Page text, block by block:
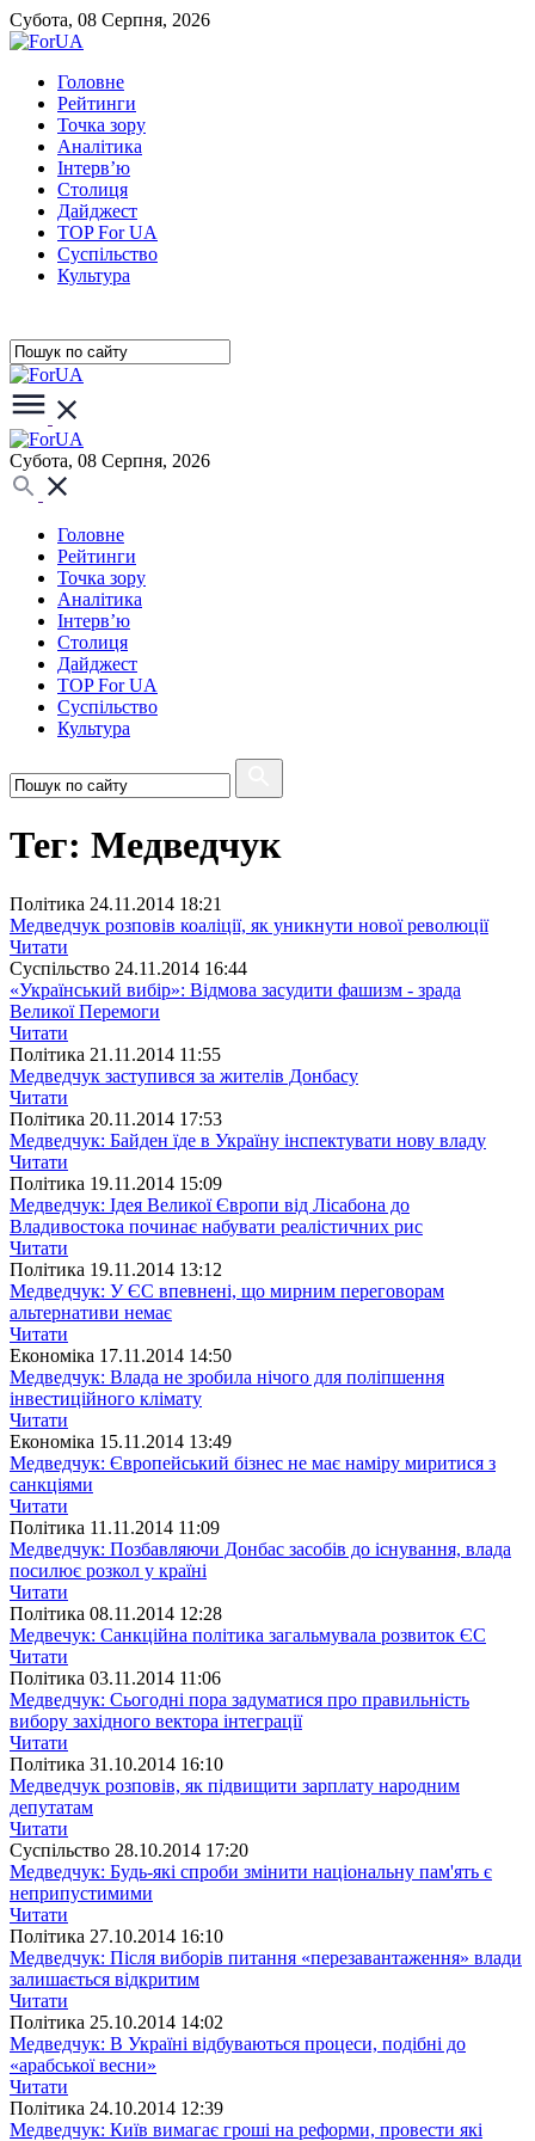
Субота, 08 Серпня, 2026
Головне
Рейтинги
Точка зору
Аналітика
Інтерв’ю
Столиця
Дайджест
TOP For UA
Суспiльство
Культура
Субота, 08 Серпня, 2026
Головне
Рейтинги
Точка зору
Аналітика
Інтерв’ю
Столиця
Дайджест
TOP For UA
Суспiльство
Культура
Тег: Медведчук
Полiтика 24.11.2014 18:21
Медведчук розповів коаліції, як уникнути нової революції
Читати
Суспiльство 24.11.2014 16:44
«Український вибір»: Відмова засудити фашизм - зрада
Великої Перемоги
Читати
Полiтика 21.11.2014 11:55
Медведчук заступився за жителів Донбасу
Читати
Полiтика 20.11.2014 17:53
Медведчук: Байден їде в Україну інспектувати нову владу
Читати
Полiтика 19.11.2014 15:09
Медведчук: Ідея Великої Європи від Лісабона до
Владивостока починає набувати реалістичних рис
Читати
Полiтика 19.11.2014 13:12
Медведчук: У ЄС впевнені, що мирним переговорам
альтернативи немає
Читати
Економіка 17.11.2014 14:50
Медведчук: Влада не зробила нічого для поліпшення
інвестиційного клімату
Читати
Економіка 15.11.2014 13:49
Медведчук: Європейський бізнес не має наміру миритися з
санкціями
Читати
Полiтика 11.11.2014 11:09
Медведчук: Позбавляючи Донбас засобів до існування, влада
посилює розкол у країні
Читати
Полiтика 08.11.2014 12:28
Медвечук: Санкційна політика загальмувала розвиток ЄС
Читати
Полiтика 03.11.2014 11:06
Медведчук: Сьогодні пора задуматися про правильність
вибору західного вектора інтеграції
Читати
Полiтика 31.10.2014 16:10
Медведчук розповів, як підвищити зарплату народним
депутатам
Читати
Суспiльство 28.10.2014 17:20
Медведчук: Будь-які спроби змінити національну пам'ять є
неприпустимими
Читати
Полiтика 27.10.2014 16:10
Медведчук: Після виборів питання «перезавантаження» влади
залишається відкритим
Читати
Полiтика 25.10.2014 14:02
Медведчук: В Україні відбуваються процеси, подібні до
«арабської весни»
Читати
Полiтика 24.10.2014 12:39
Медведчук: Київ вимагає гроші на реформи, провести які